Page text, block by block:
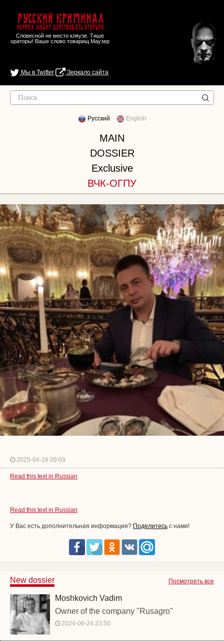
Русский Криминал
Истина любит действовать открыто
Словесной не место кляузе. Тише
ораторы! Ваше слово товарищ Маузер
Мы в Twitter Зеркало сайта
Русский English
MAIN
DOSSIER
Exclusive
ВЧК-ОГПУ
2025-04-18 09:09
Read this text in Russian
Read this text in Russian
У Вас есть дополнительная информация? Поделитесь с нами!
Посмотреть все
New dossier
Moshkovich Vadim
Owner of the company "Rusagro"
2024-06-24 23:50